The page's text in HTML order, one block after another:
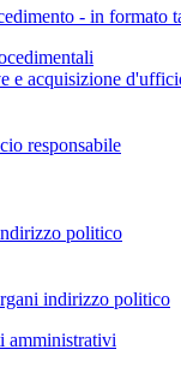
- in formato
e acquisizione
responsabile
politico
indirizzo politico
amministrativi